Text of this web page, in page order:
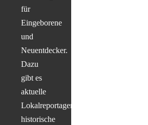
für
Eingeborene
und
Neuentdecker.
Dazu
gibt es
aktuelle
Lokalreportagen,
historische